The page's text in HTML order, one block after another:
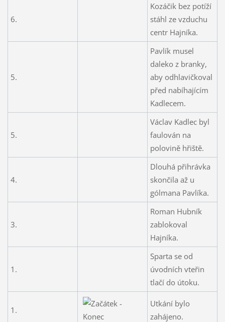
6.
Kozáčik bez potíží
stáhl ze vzduchu
centr Hajníka.
5.
Pavlík musel
daleko z branky,
aby odhlavičkoval
před nabíhajícím
Kadlecem.
5.
Václav Kadlec byl
faulován na
polovině hřiště.
4.
Dlouhá přihrávka
skončila až u
gólmana Pavlíka.
3.
Roman Hubník
zablokoval
Hajníka.
1.
Sparta se od
úvodních vteřin
tlačí do útoku.
1.
Utkání bylo
zahájeno.